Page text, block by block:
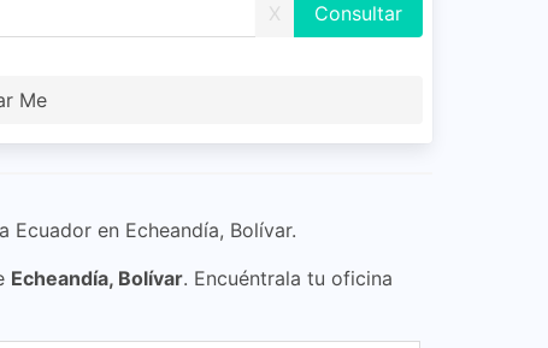
X
Me
en Echeandía, Bolívar.
Echeandía, Bolívar. Encuéntrala tu oficina